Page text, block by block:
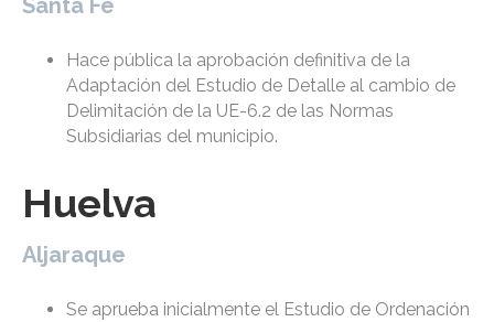
Santa Fe
Hace pública la aprobación definitiva de la
Adaptación del Estudio de Detalle al cambio de
Delimitación de la UE-6.2 de las Normas
Subsidiarias del municipio.
Huelva
Aljaraque
Se aprueba inicialmente el Estudio de Ordenación